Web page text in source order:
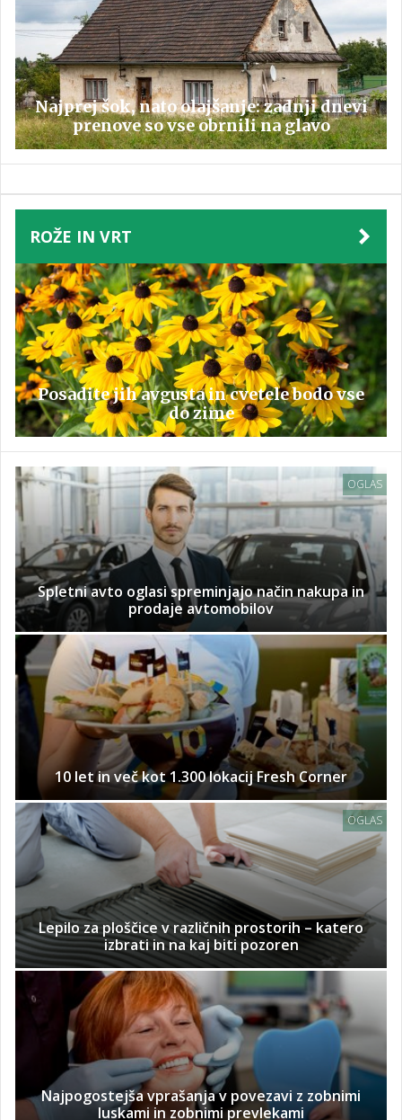
Najprej šok, nato olajšanje: zadnji dnevi
prenove so vse obrnili na glavo
ROŽE IN VRT
Posadite jih avgusta in cvetele bodo vse
do zime
OGLAS
Spletni avto oglasi spreminjajo način nakupa in
prodaje avtomobilov
10 let in več kot 1.300 lokacij Fresh Corner
OGLAS
Lepilo za ploščice v različnih prostorih – katero
izbrati in na kaj biti pozoren
Najpogostejša vprašanja v povezavi z zobnimi
luskami in zobnimi prevlekami